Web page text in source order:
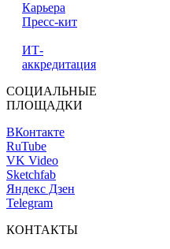
Карьера
Пресс-кит
ИТ-
аккредитация
СОЦИАЛЬНЫЕ
ПЛОЩАДКИ
ВКонтакте
RuTube
VK Video
Sketchfab
Яндекс Дзен
Telegram
КОНТАКТЫ